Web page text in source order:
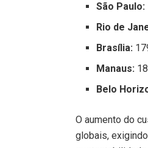
São Paulo:
Rio de
Brasília:
Manaus:
Belo
O aumento do
globais, exigindo